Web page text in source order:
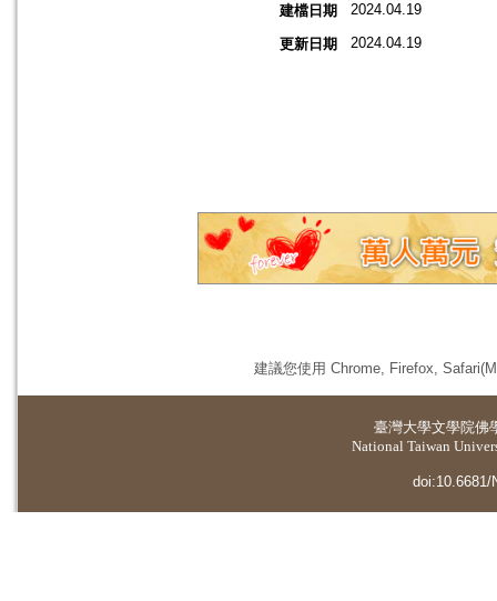
建檔日期 2024.04.19
更新日期 2024.04.19
建議您使用 Chrome, Firefox,
臺灣大學文學院佛
National Taiwan
doi:10.6681/